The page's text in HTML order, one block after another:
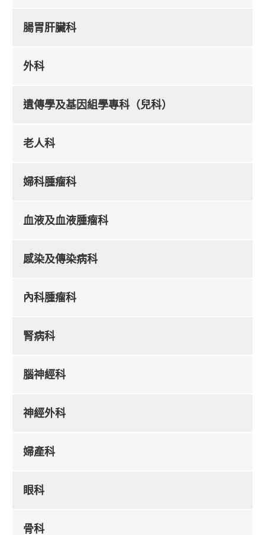
腸胃肝臟科
外科
遺傳學及基因組學專科（兒科）
老人科
婦科腫瘤科
血液及血液腫瘤科
感染及傳染病科
內科腫瘤科
腎病科
腦神經科
神經外科
婦產科
眼科
骨科